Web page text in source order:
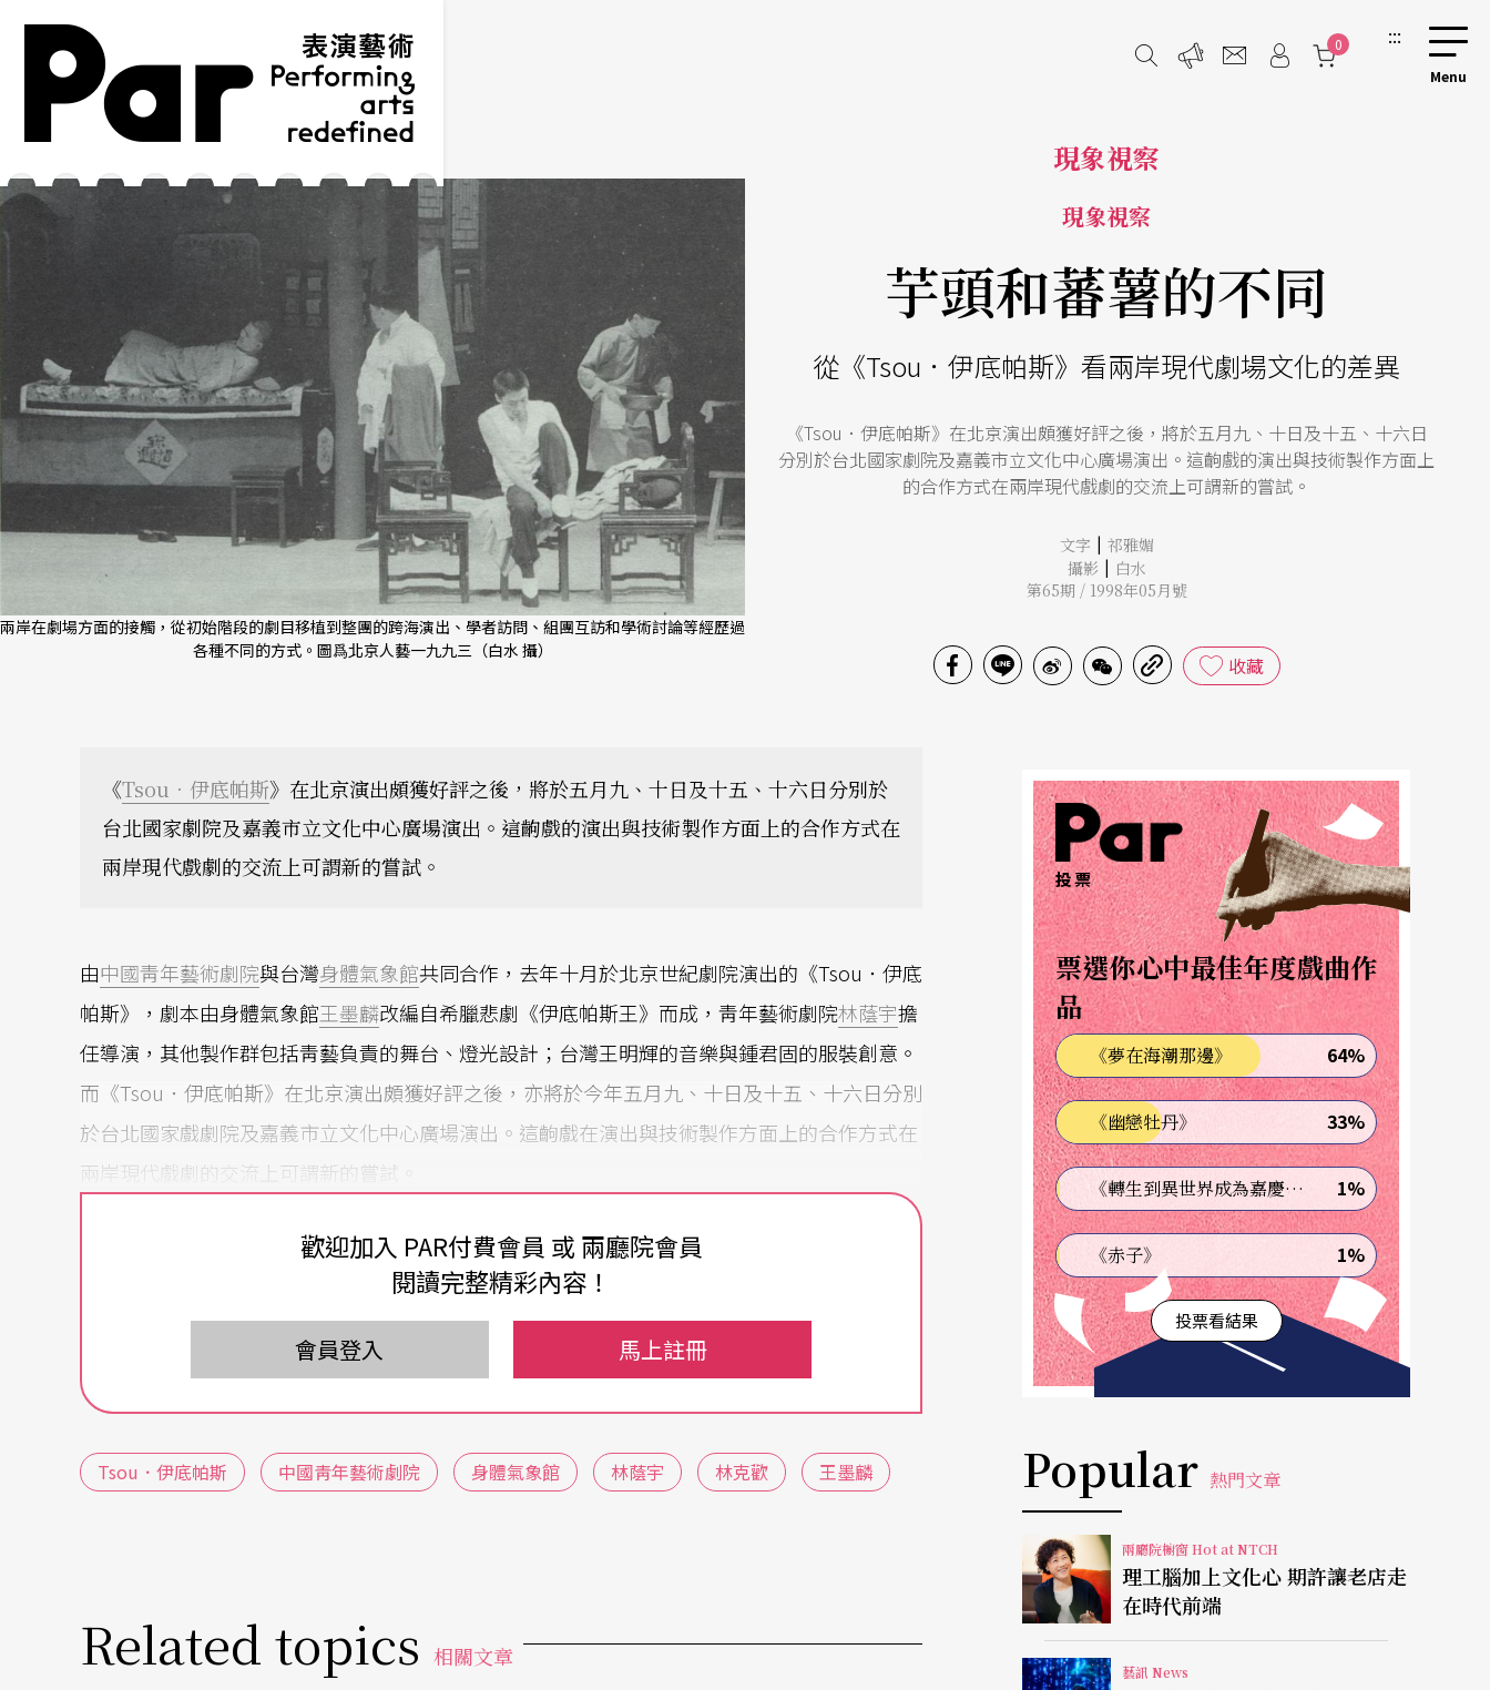
跳到主要內容區塊
網站導覽
0 :::
兩岸在劇場方面的接觸，從初始階段的劇目移植到整團的跨海演出、學者訪問、組團互訪和學術討論等經歷過
各種不同的方式。圖爲北京人藝一九九三（白水 攝）
現象視察
現象視察
芋頭和蕃薯的不同
從《Tsou．伊底帕斯》看兩岸現代劇場文化的差異
《Tsou．伊底帕斯》在北京演出頗獲好評之後，將於五月九、十日及十五、十六日
分別於台北國家劇院及嘉義市立文化中心廣場演出。這齣戲的演出與技術製作方面上
的合作方式在兩岸現代戲劇的交流上可謂新的嘗試。
文字 | 祁雅媚
攝影 | 白水
第65期 / 1998年05月號
收藏
《Tsou．伊底帕斯》在北京演出頗獲好評之後，將於五月九、十日及十五、十六日分別於
台北國家劇院及嘉義市立文化中心廣場演出。這齣戲的演出與技術製作方面上的合作方式在
兩岸現代戲劇的交流上可謂新的嘗試。
由中國靑年藝術劇院與台灣身體氣象館共同合作，去年十月於北京世紀劇院演出的《Tsou．伊底
帕斯》，劇本由身體氣象館王墨麟改編自希臘悲劇《伊底帕斯王》而成，靑年藝術劇院林蔭宇擔
任導演，其他製作群包括靑藝負責的舞台、燈光設計；台灣王明輝的音樂與鍾君固的服裝創意。
而《Tsou．伊底帕斯》在北京演出頗獲好評之後，亦將於今年五月九、十日及十五、十六日分別
於台北國家戲劇院及嘉義市立文化中心廣場演出。這齣戲在演出與技術製作方面上的合作方式在
兩岸現代戲劇的交流上可謂新的嘗試。
兩岸在劇場方面的接觸從八〇年代開始，從初始階段的劇目移植到整團的跨海演出、學者訪問、
組團互訪和學術討論等經歷過各種不同的方式（
〈兩岸戲劇交流的多種可能性〉《表演藝
術》第五十四期），然而面對面地做資料上的交換或純粹觀摩演出，對兩岸劇場文化的實質交流
仍然有限。中國靑年藝術劇院院長同時也是此次製作重要的推動人林克歡認爲，基本上兩岸劇場
是不同時空下長出的花，大陸主要承襲傳統寫實主義，台灣則由留學生帶回來的西方思潮做了無
時差的文化移植。若從兩岸劇團組織經營來看，出身上海戲劇學院、曾任敎於英國利茲大學戲劇
近年雖採較自由的經營方式，但畢業生仍無法選擇加入與自己創作理念相合的團體，這和台灣劇
歡迎加入 PAR付費會員 或 兩廳院會員
閱讀完整精彩內容！
會員登入 馬上註冊
Tsou．伊底帕斯 中國靑年藝術劇院 身體氣象館 林蔭宇 林克歡 王墨麟
Related topics 相關文章
投票
票選你心中最佳年度戲曲作
品
《夢在海潮那邊》 64%
《幽戀牡丹》 33%
《轉生到異世界成為嘉慶君—發現我的祖先是詐騙集團!?》 1%
《赤子》 1%
投票看結果
Popular 熱門文章
兩廳院櫥窗 Hot at NTCH
理工腦加上文化心 期許讓老店走
在時代前端
藝訊 News